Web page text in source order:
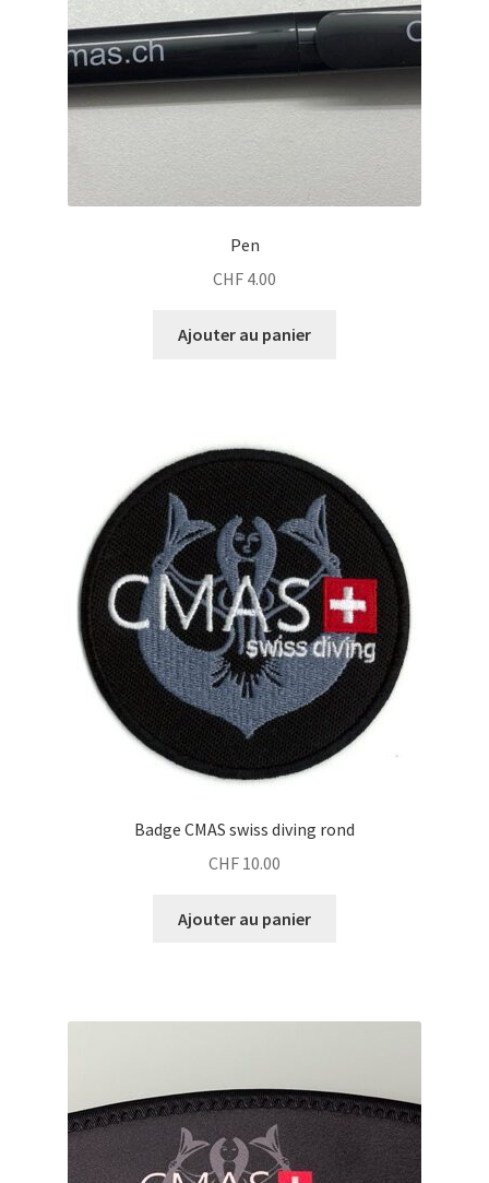
Pen
CHF 4.00
Ajouter au panier
Badge CMAS swiss diving rond
CHF 10.00
Ajouter au panier